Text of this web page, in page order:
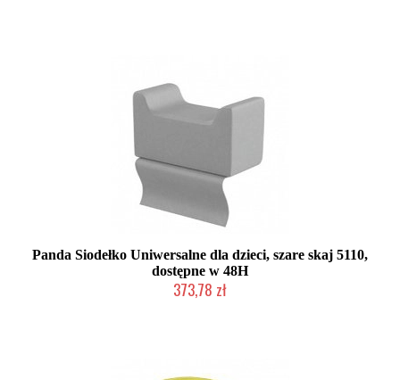
Panda Siodełko Uniwersalne dla dzieci, szare skaj 5110,
dostępne w 48H
373,78 zł